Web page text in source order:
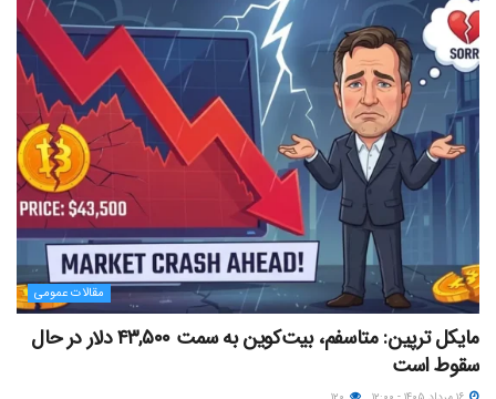
مقالات عمومی
مایکل ترپین: متاسفم، بیت‌کوین به سمت ۴۳,۵۰۰ دلار در حال
سقوط است